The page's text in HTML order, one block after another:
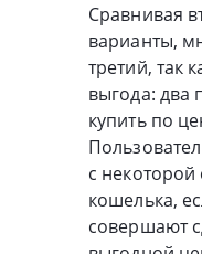
Сравнивая
варианты,
третий, так
выгода:
купить по
с
кошелька,
совершают